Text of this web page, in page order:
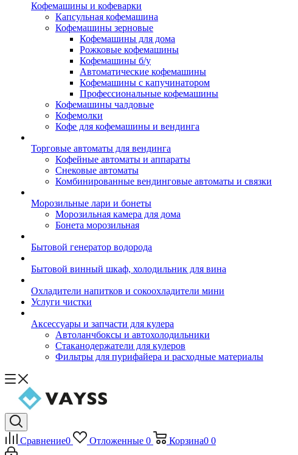
Кофемашины и кофеварки
Капсульная кофемашина
Кофемашины зерновые
Кофемашины для дома
Рожковые кофемашины
Кофемашины б/у
Автоматические кофемашины
Кофемашины с капучинатором
Профессиональные кофемашины
Кофемашины чалдовые
Кофемолки
Кофе для кофемашины и вендинга
Торговые автоматы для вендинга
Кофейные автоматы и аппараты
Снековые автоматы
Комбинированные вендинговые автоматы и связки
Морозильные лари и бонеты
Морозильная камера для дома
Бонета морозильная
Бытовой генератор водорода
Бытовой винный шкаф, холодильник для вина
Охладители напитков и сокоохладители мини
Услуги чистки
Аксессуары и запчасти для кулера
Автоланчбоксы и автохолодильники
Стаканодержатели для кулеров
Фильтры для пурифайера и расходные материалы
Сравнение0 Отложенные 0 Корзина0 0